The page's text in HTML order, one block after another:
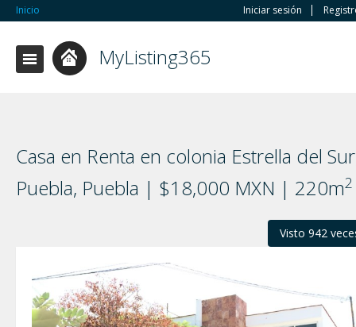
Inicio Iniciar sesión
MyListing365
Casa en Renta en colonia Estrella del
Puebla, Puebla | $18,000 MXN | 220m2
Visto 942